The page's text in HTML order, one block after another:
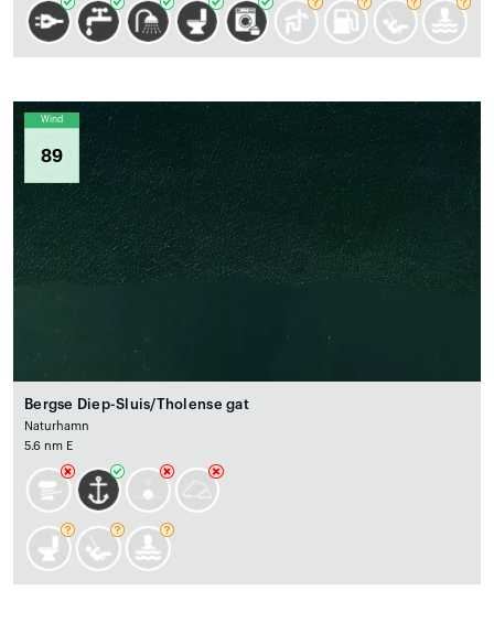
Wind
89
Bergse Diep-Sluis/Tholense gat
Naturhamn
5.6 nm E